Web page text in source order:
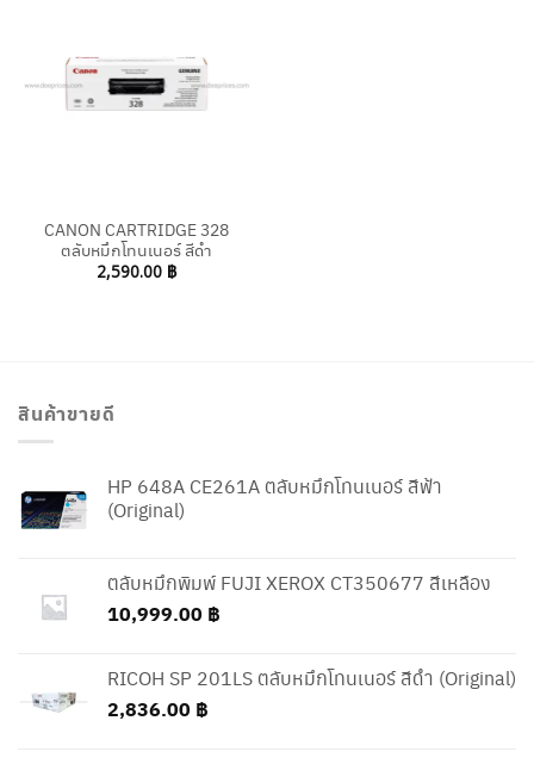
CANON CARTRIDGE 328
ตลับหมึกโทนเนอร์ สีดำ
2,590.00 ฿
สินค้าขายดี
HP 648A CE261A ตลับหมึกโทนเนอร์ สีฟ้า
(Original)
ตลับหมึกพิมพ์ FUJI XEROX CT350677 สีเหลือง
10,999.00 ฿
RICOH SP 201LS ตลับหมึกโทนเนอร์ สีดำ (Original)
2,836.00 ฿